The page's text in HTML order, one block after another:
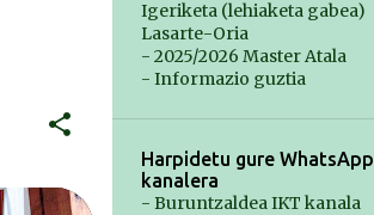
Igeriketa (lehiaketa gabea)
Lasarte-Oria
- 2025/2026 Master Atala
- Informazio guztia
Harpidetu gure WhatsApp
kanalera
- Buruntzaldea IKT kanala